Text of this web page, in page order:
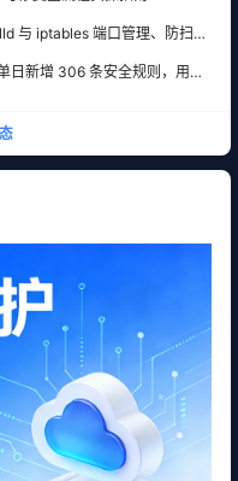
与 iptables 端口管理、防扫描
日新增 306 条安全规则，用友